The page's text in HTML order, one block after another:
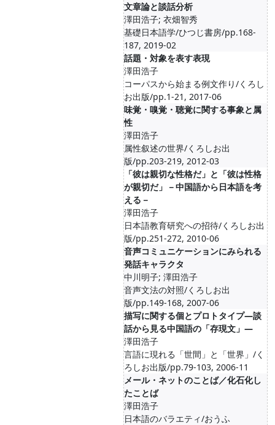
文章論と談話分析
澤田浩子; 衣畑智秀
基礎日本語学/ひつじ書房/pp.168-
187, 2019-02
話題・対象を表す表現
澤田浩子
コーパスから始まる例文作り/くろし
お出版/pp.1-21, 2017-06
味覚・嗅覚・聴覚に関する事象と属
性
澤田浩子
属性叙述の世界/くろしお出
版/pp.203-219, 2012-03
「彼は親切な性格だ」と「彼は性格
が親切だ」－中国語から日本語を考
える－
澤田浩子
日本語教育研究への招待/くろしお出
版/pp.251-272, 2010-06
音声コミュニケーションにみられる
発話キャラクタ
中川明子; 澤田浩子
音声文法の対照/くろしお出
版/pp.149-168, 2007-06
描写に関する個とプロトタイプ―談
話から見る中国語の「存現文」―
澤田浩子
言語に現れる「世間」と「世界」/く
ろしお出版/pp.79-103, 2006-11
メール・ネットのことば／化石化し
たことば
澤田浩子
日本語のバラエティ/おうふ